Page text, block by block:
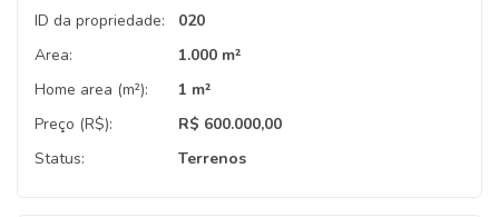
ID da propriedade:
020
Area:
1.000 m²
Home area (m²):
1 m²
Preço (R$):
R$ 600.000,00
Status:
Terrenos